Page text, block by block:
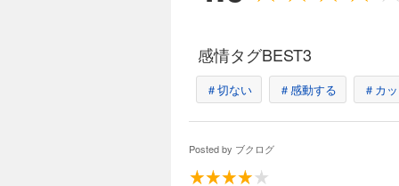
金井
感情タグBEST3
＃切ない ＃感動する ＃カ
Posted by ブクログ